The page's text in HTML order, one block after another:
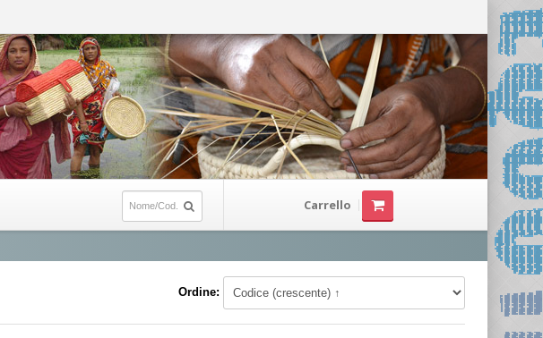
Carrello
Ordine: